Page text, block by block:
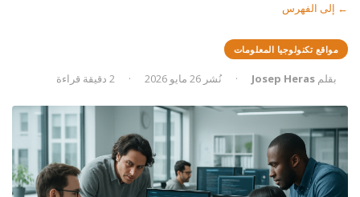
← إلى الفهرس
مواقع تكنولوجيا المعلومات
بقلم Josep Heras
· نُشر 26 مايو 2026 · 2 دقيقة قراءة